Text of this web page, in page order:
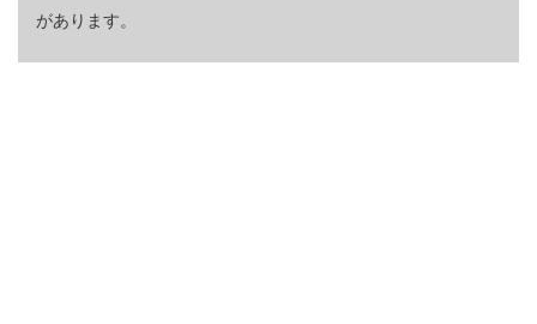
があります。